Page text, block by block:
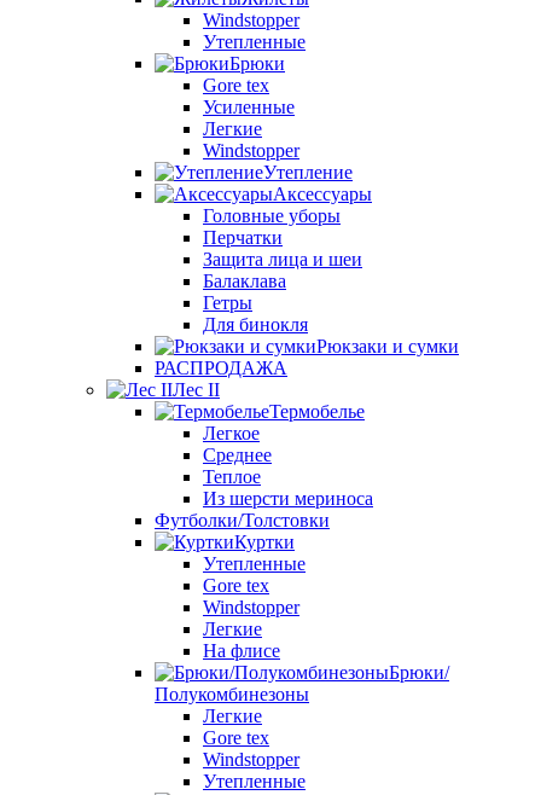
Windstopper
Утепленные
Брюки
Gore tex
Усиленные
Легкие
Windstopper
Утепление
Аксессуары
Головные уборы
Перчатки
Защита лица и шеи
Балаклава
Гетры
Для бинокля
Рюкзаки и сумки
РАСПРОДАЖА
Лес II
Термобелье
Легкое
Среднее
Теплое
Из шерсти мериноса
Футболки/Толстовки
Куртки
Утепленные
Gore tex
Windstopper
Легкие
На флисе
Брюки/
Полукомбинезоны
Легкие
Gore tex
Windstopper
Утепленные